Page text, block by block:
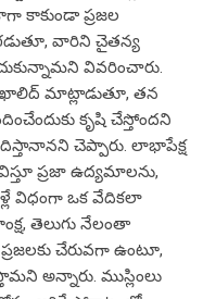
కాకుండా ప్రజల
వారిని చైతన్య
వివరించారు.
ఖాలిద్‌ మాట్లాడుతూ, తన
కృషి చేస్తోందని
చెప్పారు. లాభాపేక్ష
ప్రజా ఉద్యమాలను,
విధంగా ఒక వేదికలా
తెలుగు నేలంతా
చేరువగా ఉంటూ,
అన్నారు. ముస్లింలు